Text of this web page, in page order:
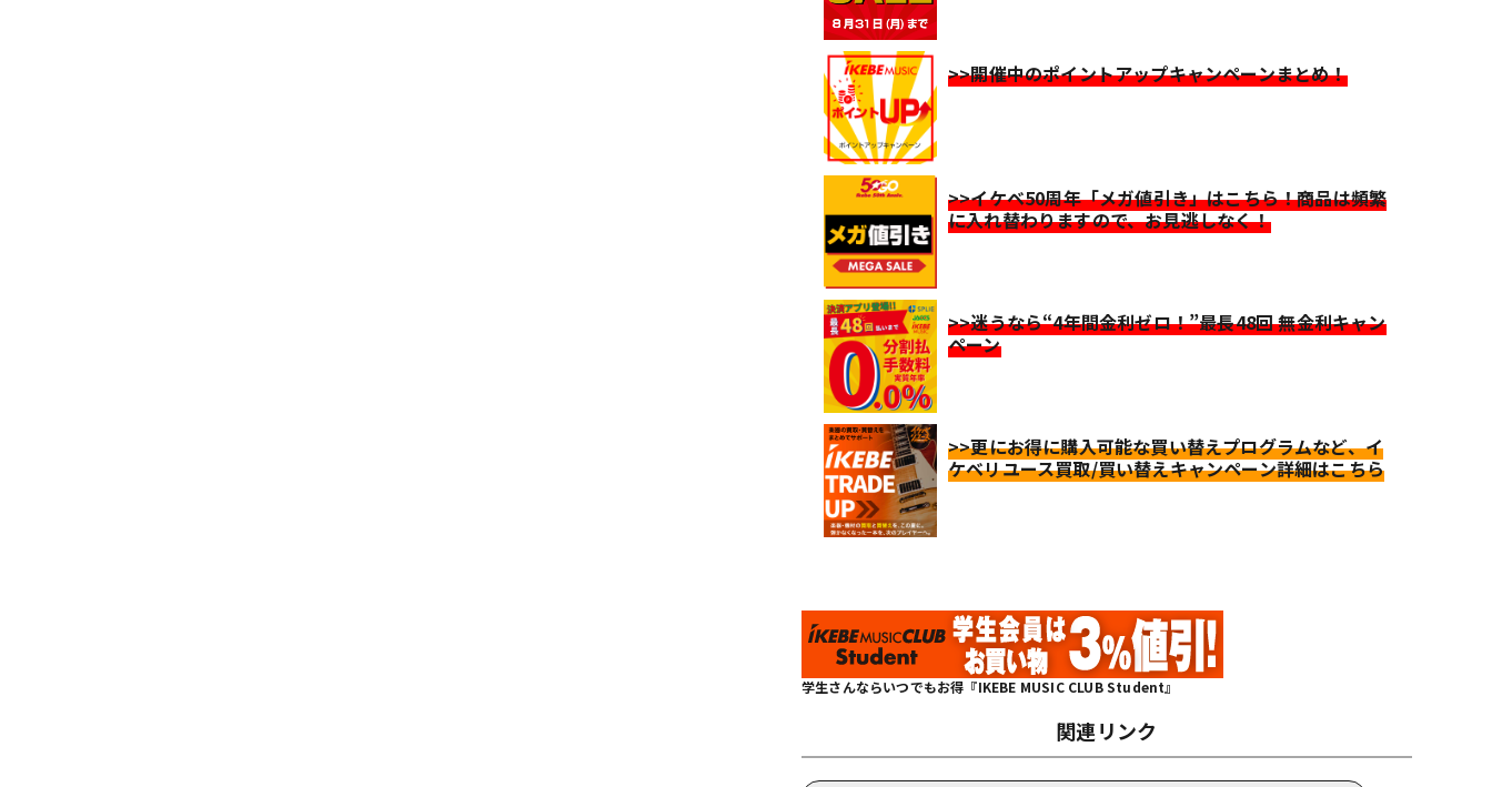
>>開催中のポイントアップキャンペーンまとめ！
>>イケベ50周年「メガ値引き」はこちら！商品は頻繁
に入れ替わりますので、お見逃しなく！
>>迷うなら“4年間金利ゼロ！”最長48回 無金利キャン
ペーン
>>更にお得に購入可能な買い替えプログラムなど、イ
ケベリユース買取/買い替えキャンペーン詳細はこちら
学生さんならいつでもお得『IKEBE MUSIC CLUB Student』
関連リンク